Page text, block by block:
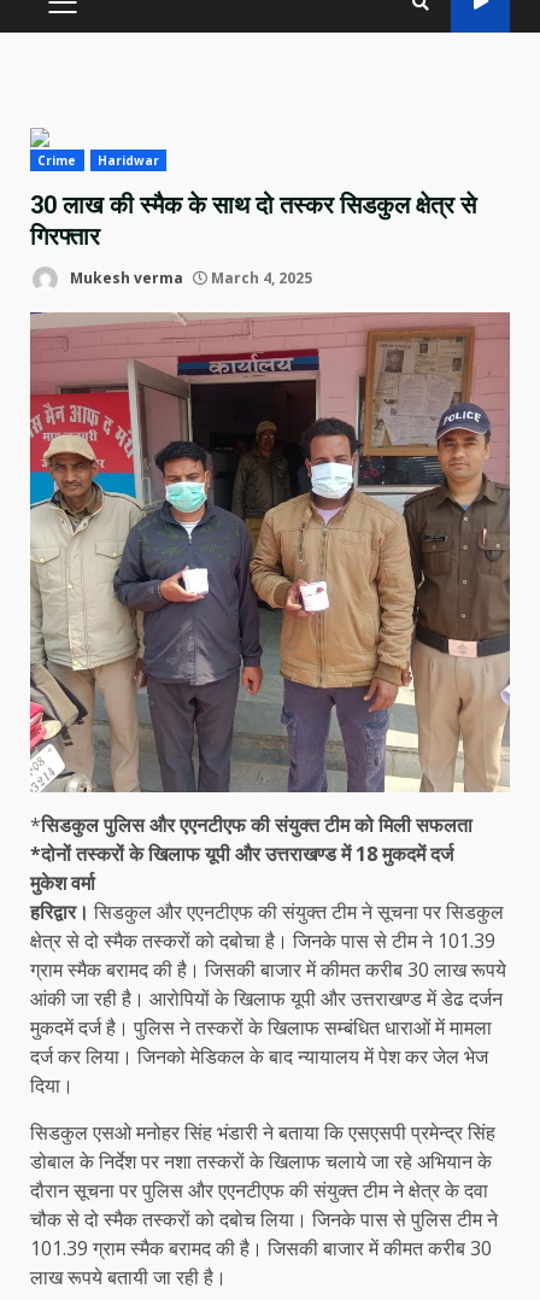
PRIMARY
Crime Haridwar
30 लाख की स्मैक के साथ दो तस्कर सिडकुल क्षेत्र से
गिरफ्तार
Mukesh verma March 4, 2025
*सिडकुल पुलिस और एएनटीएफ की संयुक्त टीम को मिली सफलता
*दोनों तस्करों के खिलाफ यूपी और उत्तराखण्ड में 18 मुकदमें दर्ज
मुकेश वर्मा
हरिद्वार। सिडकुल और एएनटीएफ की संयुक्त टीम ने सूचना पर सिडकुल
क्षेत्र से दो स्मैक तस्करों को दबोचा है। जिनके पास से टीम ने 101.39
ग्राम स्मैक बरामद की है। जिसकी बाजार में कीमत करीब 30 लाख रूपये
आंकी जा रही है। आरोपियों के खिलाफ यूपी और उत्तराखण्ड में डेढ दर्जन
मुकदमें दर्ज है। पुलिस ने तस्करों के खिलाफ सम्बंधित धाराओं में मामला
दर्ज कर लिया। जिनको मेडिकल के बाद न्यायालय में पेश कर जेल भेज
दिया।
सिडकुल एसओ मनोहर सिंह भंडारी ने बताया कि एसएसपी प्रमेन्द्र सिंह
डोबाल के निर्देश पर नशा तस्करों के खिलाफ चलाये जा रहे अभियान के
दौरान सूचना पर पुलिस और एएनटीएफ की संयुक्त टीम ने क्षेत्र के दवा
चौक से दो स्मैक तस्करों को दबोच लिया। जिनके पास से पुलिस टीम ने
101.39 ग्राम स्मैक बरामद की है। जिसकी बाजार में कीमत करीब 30
लाख रूपये बतायी जा रही है।